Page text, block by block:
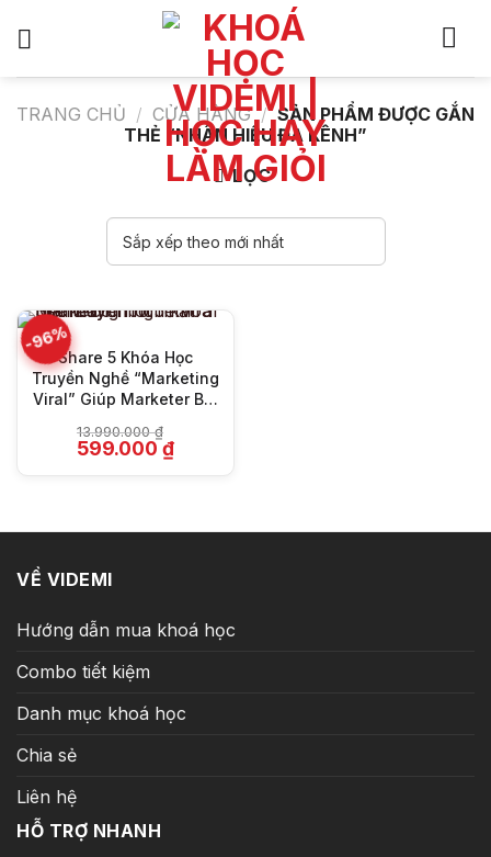
TRANG CHỦ / CỬA HÀNG / SẢN PHẨM ĐƯỢC GẮN
THẺ “NHÂN HIỆU ĐA KÊNH”
LỌC
-96%
Share 5 Khóa Học
Truyền Nghề “Marketing
Viral” Giúp Marketer Bứt
13.990.000₫
Giá
gốc
599.000 ₫Giá
VỀ VIDEMI
Hướng dẫn mua khoá học
Combo tiết kiệm
Danh mục khoá học
Chia sẻ
Liên hệ
HỖ TRỢ NHANH